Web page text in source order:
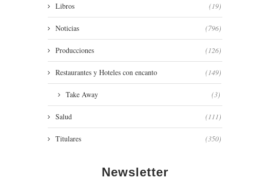
Libros (19)
Noticias (796)
Producciones (126)
Restaurantes y Hoteles con encanto (149)
Take Away (3)
Salud (111)
Titulares (350)
Newsletter